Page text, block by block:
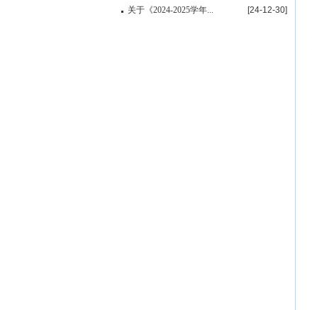
关于《2024-2025学年...
[24-12-30]